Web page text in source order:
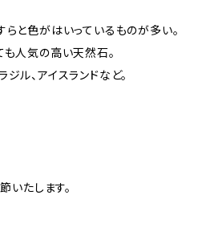
らと色がはいっているものが多い。
も人気の高い天然石。
ル、アイスランドなど。
いたします。